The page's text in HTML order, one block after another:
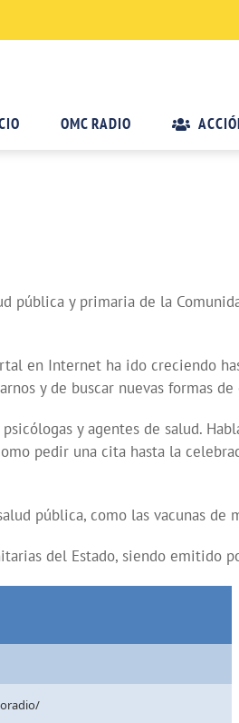
OMC RADIO
pública y primaria de la
en Internet ha ido creciendo
y de buscar nuevas formas
y agentes de salud.
pedir una cita hasta la
pública, como las vacunas de
del Estado, siendo emitido